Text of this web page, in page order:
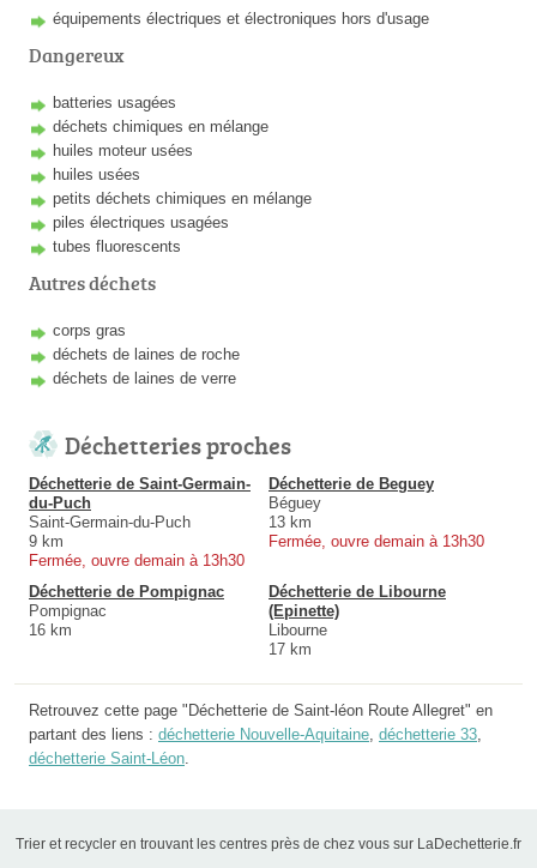
équipements électriques et électroniques hors d'usage
Dangereux
batteries usagées
déchets chimiques en mélange
huiles moteur usées
huiles usées
petits déchets chimiques en mélange
piles électriques usagées
tubes fluorescents
Autres déchets
corps gras
déchets de laines de roche
déchets de laines de verre
Déchetteries proches
Déchetterie de Saint-Germain-
du-Puch
Saint-Germain-du-Puch
9 km
Fermée, ouvre demain à 13h30
Déchetterie de Beguey
Béguey
13 km
Fermée, ouvre demain à 13h30
Déchetterie de Pompignac
Pompignac
16 km
Déchetterie de Libourne
(Epinette)
Libourne
17 km
Retrouvez cette page "Déchetterie de Saint-léon Route Allegret" en
partant des liens : déchetterie Nouvelle-Aquitaine, déchetterie 33,
déchetterie Saint-Léon.
Trier et recycler en trouvant les centres près de chez vous sur LaDechetterie.fr